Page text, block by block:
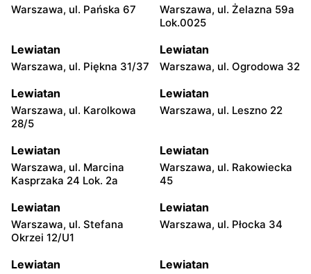
Warszawa, ul. Pańska 67
Warszawa, ul. Żelazna 59a
Lok.0025
Lewiatan
Warszawa, ul. Piękna 31/37
Lewiatan
Warszawa, ul. Ogrodowa 32
Lewiatan
Warszawa, ul. Karolkowa
28/5
Lewiatan
Warszawa, ul. Leszno 22
Lewiatan
Warszawa, ul. Marcina
Kasprzaka 24 Lok. 2a
Lewiatan
Warszawa, ul. Rakowiecka
45
Lewiatan
Warszawa, ul. Stefana
Okrzei 12/U1
Lewiatan
Warszawa, ul. Płocka 34
Lewiatan Lewiatan